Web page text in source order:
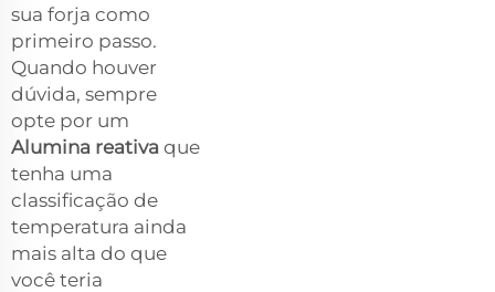
sua forja como
primeiro passo.
Quando houver
dúvida, sempre
opte por um
Alumina reativa que
tenha uma
classificação de
temperatura ainda
mais alta do que
você teria